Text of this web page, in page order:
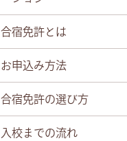
合宿免許とは
お申込み方法
合宿免許の選び方
入校までの流れ